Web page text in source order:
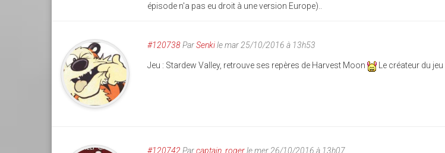
épisode n'a pas eu droit à une version Europe)..
#120738ParSenkile mar 25/10/2016 à 13h53
Jeu : Stardew Valley, retrouve ses repères de Harvest Moon Le créateur du
#120742 Parcaptain_rogerle mer 26/10/2016 à 13h07